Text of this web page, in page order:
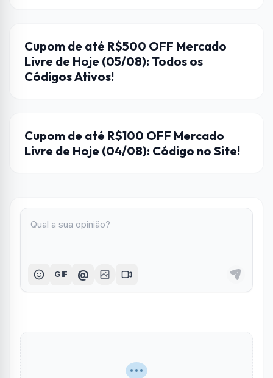
CUPONS DE DESCONTO
Cupom de até R$500 OFF Mercado
Livre de Hoje (05/08): Todos os
Códigos Ativos!
CUPONS DE DESCONTO
Cupom de até R$100 OFF Mercado
Livre de Hoje (04/08): Código no Site!
GIF @